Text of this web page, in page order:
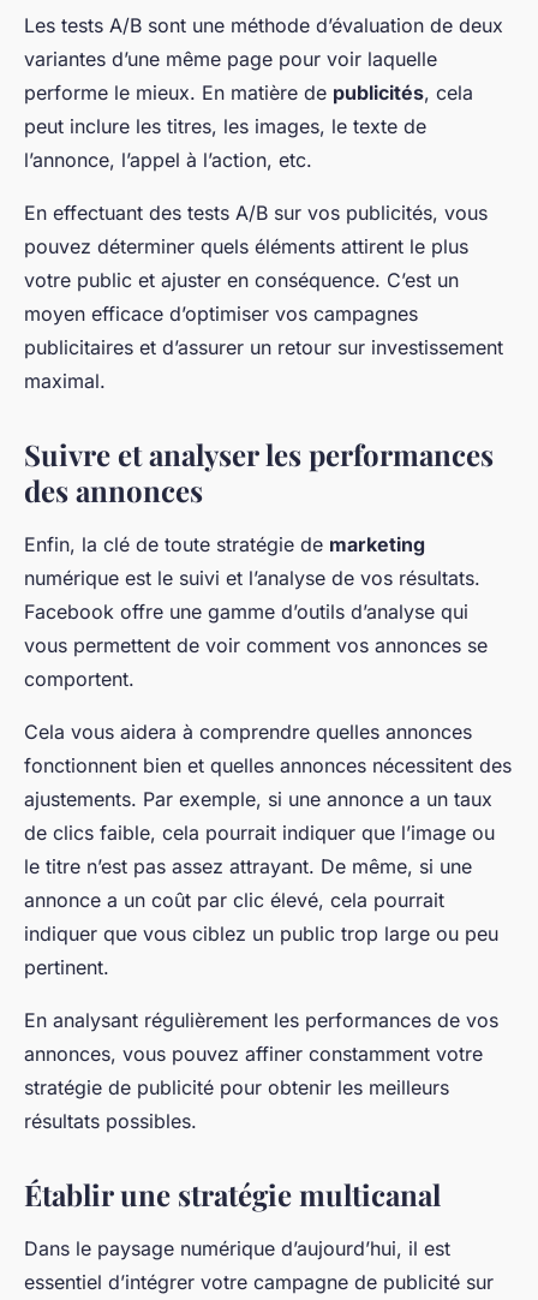
Les tests A/B sont une méthode d’évaluation de deux
variantes d’une même page pour voir laquelle
performe le mieux. En matière de publicités, cela
peut inclure les titres, les images, le texte de
l’annonce, l’appel à l’action, etc.
En effectuant des tests A/B sur vos publicités, vous
pouvez déterminer quels éléments attirent le plus
votre public et ajuster en conséquence. C’est un
moyen efficace d’optimiser vos campagnes
publicitaires et d’assurer un retour sur investissement
maximal.
Suivre et analyser les performances
des annonces
Enfin, la clé de toute stratégie de marketing
numérique est le suivi et l’analyse de vos résultats.
Facebook offre une gamme d’outils d’analyse qui
vous permettent de voir comment vos annonces se
comportent.
Cela vous aidera à comprendre quelles annonces
fonctionnent bien et quelles annonces nécessitent des
ajustements. Par exemple, si une annonce a un taux
de clics faible, cela pourrait indiquer que l’image ou
le titre n’est pas assez attrayant. De même, si une
annonce a un coût par clic élevé, cela pourrait
indiquer que vous ciblez un public trop large ou peu
pertinent.
En analysant régulièrement les performances de vos
annonces, vous pouvez affiner constamment votre
stratégie de publicité pour obtenir les meilleurs
résultats possibles.
Établir une stratégie multicanal
Dans le paysage numérique d’aujourd’hui, il est
essentiel d’intégrer votre campagne de publicité sur